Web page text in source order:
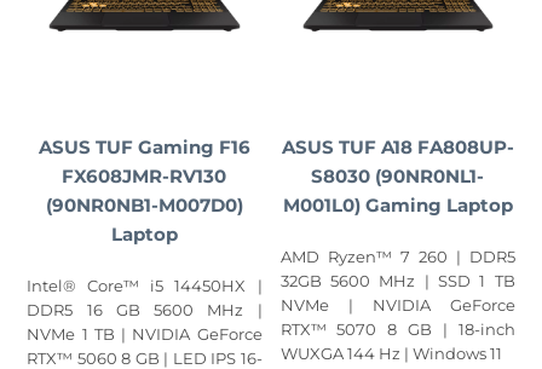
ASUS TUF Gaming F16
FX608JMR-RV130
(90NR0NB1-M007D0)
Laptop
Intel® Core™ i5 14450HX |
DDR5 16 GB 5600 MHz |
NVMe 1 TB | NVIDIA GeForce
RTX™ 5060 8 GB | LED IPS 16-
ASUS TUF A18 FA808UP-
S8030 (90NR0NL1-
M001L0) Gaming Laptop
AMD Ryzen™ 7 260 | DDR5
32GB 5600 MHz | SSD 1 TB
NVMe | NVIDIA GeForce
RTX™ 5070 8 GB | 18-inch
WUXGA 144 Hz | Windows 11